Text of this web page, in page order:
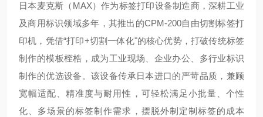
日本麦克斯（MAX）作为标签打印设备制造商，深耕工业
及商用标识领域多年，其推出的CPM-200自由切割标签打
印机，凭借“打印+切割一体化"的核心优势，打破传统标签
制作的模板桎梏，成为工业现场、企业办公、多行业标识
制作的优选设备。该设备传承日本进口的严苛品质，兼顾
宽幅适配、精准度与耐用性，可轻松满足小批量、个性
化、多场景的标签制作需求，摆脱外制定制标签的成本